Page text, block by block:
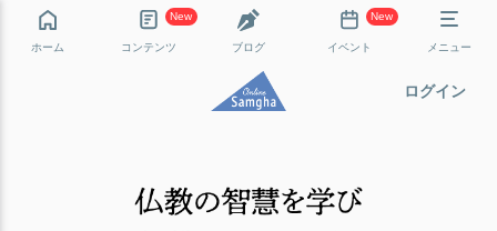
ホーム
New
コンテンツ ブログ
New
イベント メニュー
ログイン